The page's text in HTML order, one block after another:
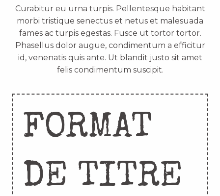
Curabitur eu urna turpis. Pellentesque habitant
morbi tristique senectus et netus et malesuada
fames ac turpis egestas. Fusce ut tortor tortor.
Phasellus dolor augue, condimentum a efficitur
id, venenatis quis ante. Ut blandit justo sit amet
felis condimentum suscipit.
FORMAT
DE TITRE